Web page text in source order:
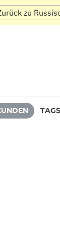
zu
TAGS